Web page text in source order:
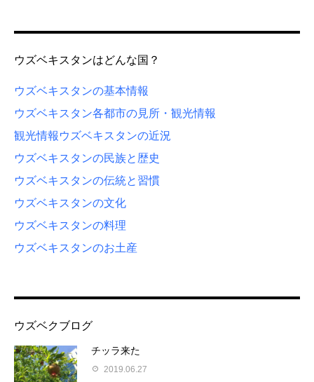
ウズベキスタンはどんな国？
ウズベキスタンの基本情報
ウズベキスタン各都市の見所・観光情報
観光情報 ウズベキスタンの近況
ウズベキスタンの民族と歴史
ウズベキスタンの伝統と習慣
ウズベキスタンの文化
ウズベキスタンの料理
ウズベキスタンのお土産
ウズベクブログ
チッラ来た
2019.06.27